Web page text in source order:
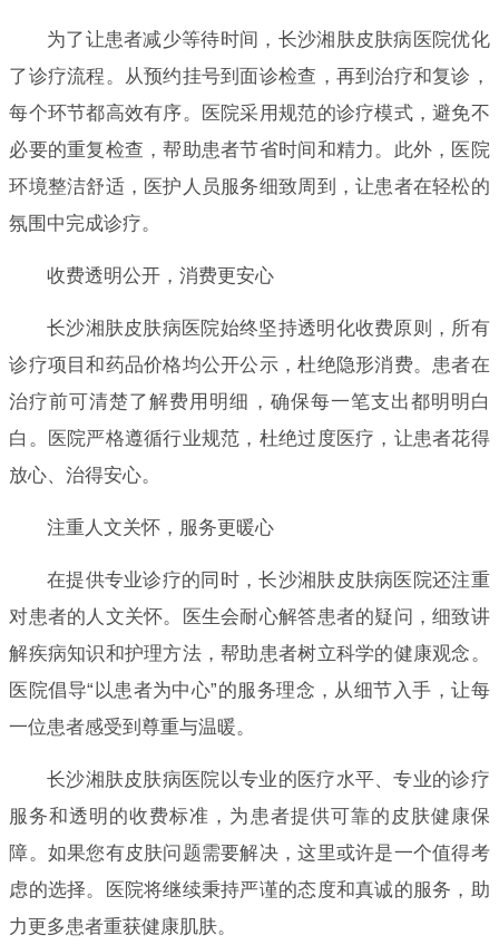
为了让患者减少等待时间，长沙湘肤皮肤病医院优化
了诊疗流程。从预约挂号到面诊检查，再到治疗和复诊，
每个环节都高效有序。医院采用规范的诊疗模式，避免不
必要的重复检查，帮助患者节省时间和精力。此外，医院
环境整洁舒适，医护人员服务细致周到，让患者在轻松的
氛围中完成诊疗。
收费透明公开，消费更安心
长沙湘肤皮肤病医院始终坚持透明化收费原则，所有
诊疗项目和药品价格均公开公示，杜绝隐形消费。患者在
治疗前可清楚了解费用明细，确保每一笔支出都明明白
白。医院严格遵循行业规范，杜绝过度医疗，让患者花得
放心、治得安心。
注重人文关怀，服务更暖心
在提供专业诊疗的同时，长沙湘肤皮肤病医院还注重
对患者的人文关怀。医生会耐心解答患者的疑问，细致讲
解疾病知识和护理方法，帮助患者树立科学的健康观念。
医院倡导“以患者为中心”的服务理念，从细节入手，让每
一位患者感受到尊重与温暖。
长沙湘肤皮肤病医院以专业的医疗水平、专业的诊疗
服务和透明的收费标准，为患者提供可靠的皮肤健康保
障。如果您有皮肤问题需要解决，这里或许是一个值得考
虑的选择。医院将继续秉持严谨的态度和真诚的服务，助
力更多患者重获健康肌肤。